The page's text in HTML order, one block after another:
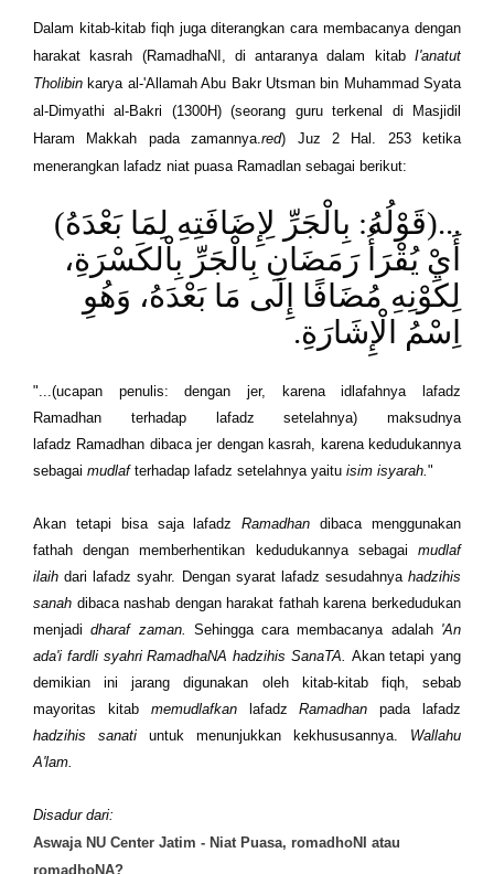
Dalam kitab-kitab fiqh juga diterangkan cara membacanya dengan
harakat kasrah (RamadhaNI, di antaranya dalam kitab I'anatut
Tholibinkarya al-'Allamah Abu Bakr Utsman bin Muhammad Syata
al-Dimyathi al-Bakri (1300H) (seorang guru terkenal di Masjidil
Haram Makkah pada zamannya.red) Juz 2 Hal. 253 ketika
menerangkan lafadz niat puasa Ramadlan sebagai berikut:
...(قَوْلُهُ: بِالْجَرِّ لِإِضَافَتِهِ لِمَا بَعْدَهُ)
أَيْ يُقْرَأُ رَمَضَانِ بِالْجَرِّ بِاْلكَسْرَةِ،
لِكَوْنِهِ مُضَافًا إِلَى مَا بَعْدَهُ، وَهُوِ
اِسْمُ الْإِشَارَةِ.
"...(ucapan penulis: dengan jer, karena idlafahnya lafadz
Ramadhan terhadap lafadz setelahnya) maksudnya
lafadz Ramadhan dibaca jer dengan kasrah, karena kedudukannya
sebagai mudlaf terhadap lafadz setelahnya yaitu isim isyarah. "
Akan tetapi bisa saja lafadzRamadhandibaca menggunakan
fathah dengan memberhentikan kedudukannya sebagai mudlaf
ilaihdari lafadz syahr. Dengan syarat lafadz sesudahnya hadzihis
sanah dibaca nashab dengan harakat fathah karena berkedudukan
menjadidharaf zaman. Sehingga cara membacanya adalah 'An
ada'i fardli syahri RamadhaNA hadzihis SanaTA. Akan tetapi yang
demikian ini jarang digunakan oleh kitab-kitab fiqh, sebab
mayoritas kitab memudlafkan lafadzRamadhanpada lafadz
hadzihis sanati untuk menunjukkan kekhususannya. Wallahu
A'lam.
Disadur dari:
Aswaja NU Center Jatim - Niat Puasa, romadhoNI atau
romadhoNA?